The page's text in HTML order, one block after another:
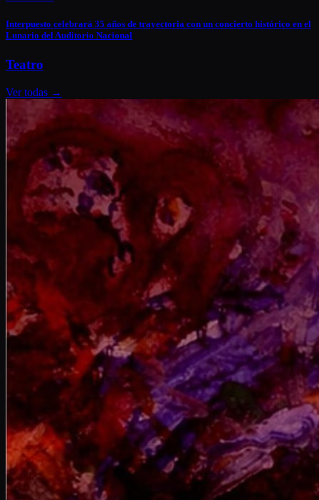
Interpuesto celebrará 35 años de trayectoria con un concierto histórico en el
Lunario del Auditorio Nacional
Teatro
Ver todas →